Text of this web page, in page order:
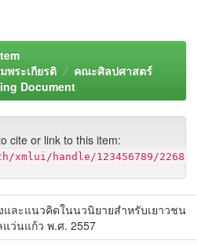
พระเกียรติ
คณะศิลปศาสตร์
Document
cite or link to this item:
handle/123456789/2268
และแนวคิดในนวนิยายสำหรับเยาวชน
แว่นแก้ว พ.ศ. 2557